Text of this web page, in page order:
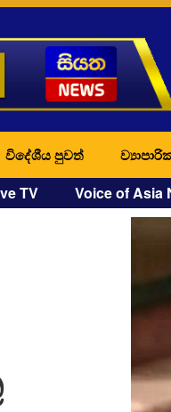
විදේශීය පුවත්
TV Voice of Asia